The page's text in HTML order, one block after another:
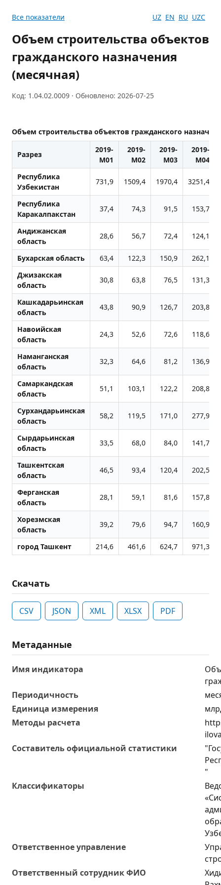
Все показатели UZ EN RU UZC
Объем строительства объектов
гражданского назначения
(месячная)
Код: 1.04.02.0009 · Обновлено: 2026-07-25
Объем строительства объектов гражданского
Разрез
2019-
M01
2019-
M02
2019-
M03
2019-
M04
Республика
Узбекистан
731,9 1509,4 1970,4 3251,4
Республика
Каракалпакстан
37,4 74,3 91,5 153,7
Андижанская
область
28,6 56,7 72,4 124,1
Бухарская область 63,4 122,3 150,9
262,1
Джизакская
область
30,8 63,8 76,5 131,3
Кашкадарьинская
область
43,8 90,9 126,7 203,8
Навоийская
область
24,3 52,6 72,6 118,6
Наманганская
область
32,3 64,6 81,2 136,9
Самаркандская
область
51,1 103,1 122,2 208,8
Сурхандарьинская
область
58,2 119,5 171,0 277,9
Сырдарьинская
область
33,5 68,0 84,0 141,7
Ташкентская
область
46,5 93,4 120,4 202,5
Ферганская
область
28,1 59,1 81,6 157,8
Хорезмская
область
39,2 79,6 94,7 160,9
город Ташкент 214,6 461,6 624,7 971,3
Скачать
CSV JSON XML XLSX PDF
Метаданные
Имя индикатора
Периодичность
Единица измерения
Методы расчета
Составитель официальной статистики
"
Классификаторы
Ответственное управление
Oтветственный сотрудник ФИО